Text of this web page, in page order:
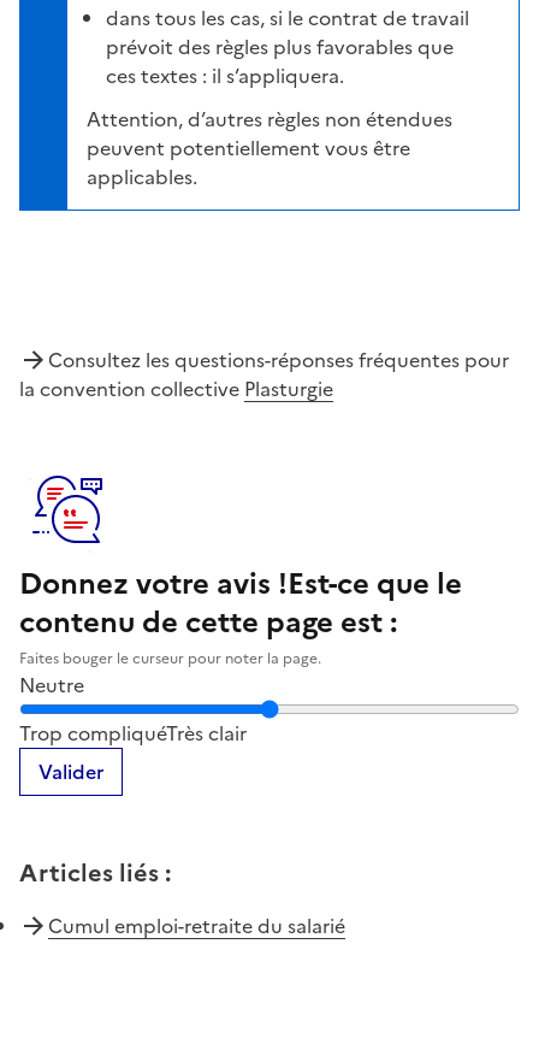
dans tous les cas, si le contrat de travail
prévoit des règles plus favorables que
ces textes : il s’appliquera.
Attention, d’autres règles non étendues
peuvent potentiellement vous être
applicables.
Consultez les questions-réponses fréquentes pour
la convention collective Plasturgie
Donnez votre avis !Est-ce que le
contenu de cette page est :
Faites bouger le curseur pour noter la page.
Neutre
Notez la clarté du contenu de cette page
Trop compliquéTrès clair
Valider
Articles liés :
Cumul emploi-retraite du salarié